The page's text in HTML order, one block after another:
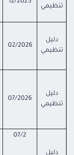
تنظيمي
12/2025
دليل
تنظيمي
02/2026
دليل
تنظيمي
07/2026
دليل
07/2